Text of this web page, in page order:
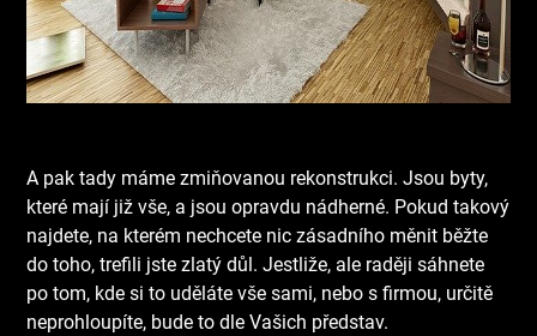
A pak tady máme zmiňovanou rekonstrukci. Jsou byty,
které mají již vše, a jsou opravdu nádherné. Pokud takový
najdete, na kterém nechcete nic zásadního měnit běžte
do toho, trefili jste zlatý důl. Jestliže, ale raději sáhnete
po tom, kde si to uděláte vše sami, nebo s firmou, určitě
neprohloupíte, bude to dle Vašich představ.